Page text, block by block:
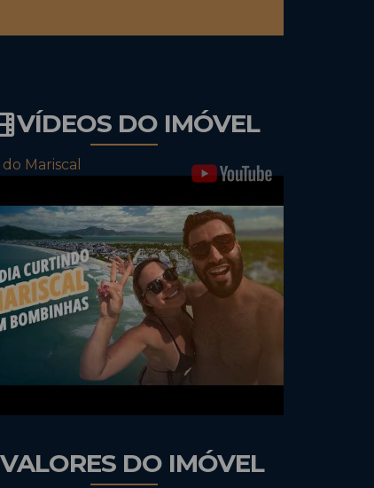
VÍDEOS DO IMÓVEL
do Mariscal
VALORES DO IMÓVEL